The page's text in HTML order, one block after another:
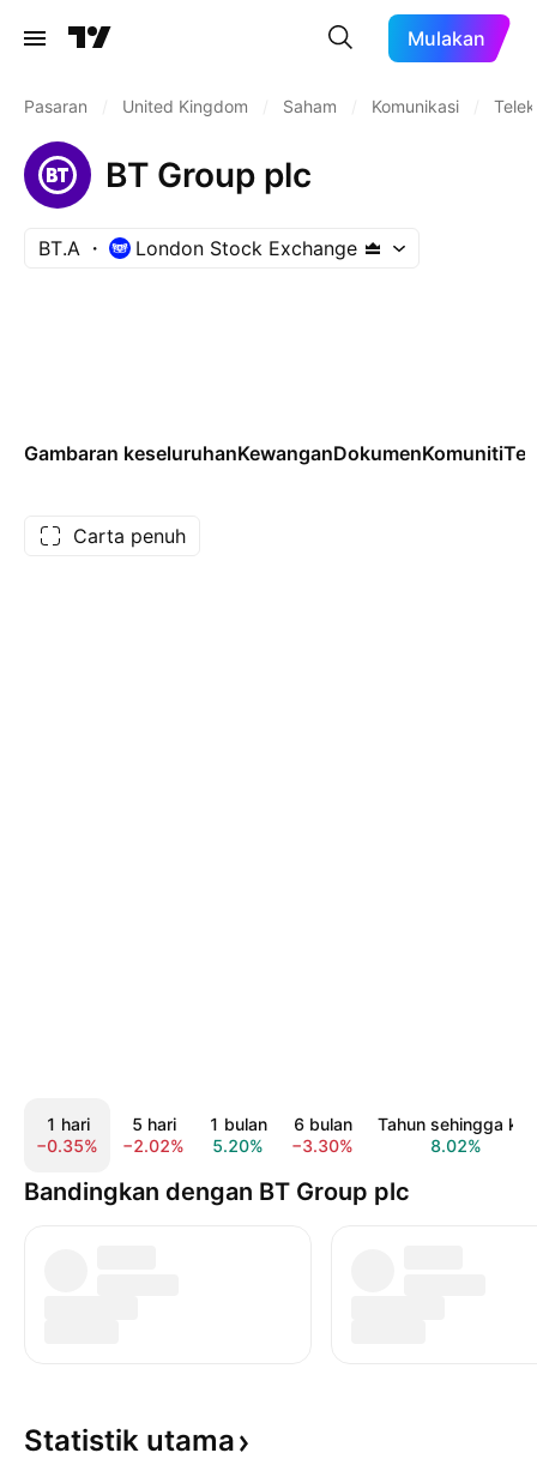
Mulakan
Pasaran United Kingdom Saham Komunikasi
BT Group plc
BT.A London Stock Exchange
Gambaran keseluruhanKewanganDokumenKomuniti
Carta penuh
1 hari
−0.35%
5 hari
−2.02%
1 bulan
5.20%
6 bulan
−3.30%
Tahun sehingga kini
8.02%
Bandingkan dengan BT Group plc
Statistik utama